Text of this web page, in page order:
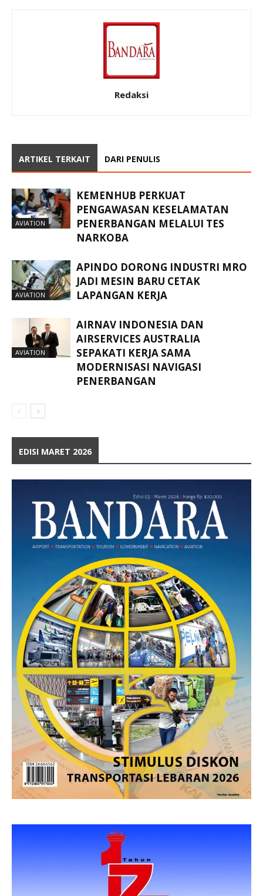
Redaksi
ARTIKEL TERKAIT DARI PENULIS
AVIATION
KEMENHUB PERKUAT
PENGAWASAN KESELAMATAN
PENERBANGAN MELALUI TES
NARKOBA
AVIATION
APINDO DORONG INDUSTRI MRO
JADI MESIN BARU CETAK
LAPANGAN KERJA
AVIATION
AIRNAV INDONESIA DAN
AIRSERVICES AUSTRALIA
SEPAKATI KERJA SAMA
MODERNISASI NAVIGASI
PENERBANGAN
EDISI MARET 2026